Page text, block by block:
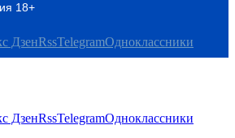
18+
ДзенRssTelegramОдноклассники
ДзенRssTelegramОдноклассники